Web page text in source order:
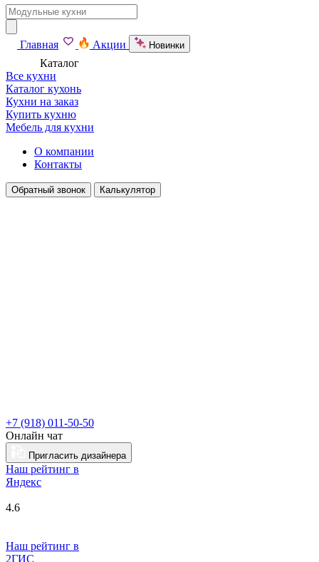
Главная Акции Новинки
Каталог
Все кухни
Каталог кухонь
Кухни на заказ
Купить кухню
Мебель для кухни
О компании
Контакты
Обратный звонок Калькулятор
+7 (918) 011-50-50
Онлайн чат
Пригласить дизайнера
Наш рейтинг в
Яндекс
4.6
Наш рейтинг в
2ГИС